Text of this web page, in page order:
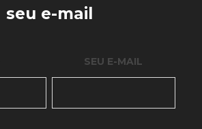
seu e-mail
SEU E-MAIL